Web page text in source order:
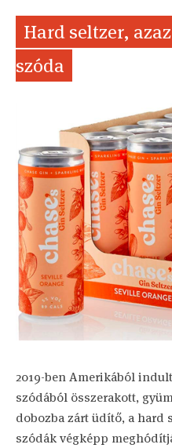
Hard seltzer,
szóda
2019-ben Amerikából
szódából összerakott,
dobozba zárt üdítő, a hard
szódák végképp